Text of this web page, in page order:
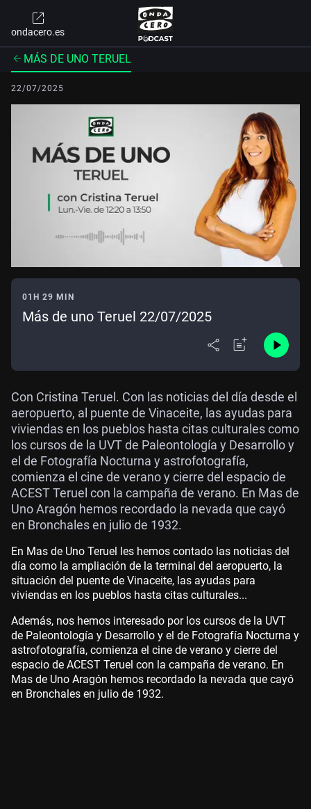
ondacero.es
MÁS DE UNO TERUEL
22/07/2025
01H 29 MIN
Más de uno Teruel 22/07/2025
Con Cristina Teruel. Con las noticias del día desde el
aeropuerto, al puente de Vinaceite, las ayudas para
viviendas en los pueblos hasta citas culturales como
los cursos de la UVT de Paleontología y Desarrollo y
el de Fotografía Nocturna y astrofotografía,
comienza el cine de verano y cierre del espacio de
ACEST Teruel con la campaña de verano. En Mas de
Uno Aragón hemos recordado la nevada que cayó
en Bronchales en julio de 1932.
En Mas de Uno Teruel les hemos contado las noticias del
día como la ampliación de la terminal del aeropuerto, la
situación del puente de Vinaceite, las ayudas para
viviendas en los pueblos hasta citas culturales...
Además, nos hemos interesado por los cursos de la UVT
de Paleontología y Desarrollo y el de Fotografía Nocturna y
astrofotografía, comienza el cine de verano y cierre del
espacio de ACEST Teruel con la campaña de verano. En
Mas de Uno Aragón hemos recordado la nevada que cayó
en Bronchales en julio de 1932.